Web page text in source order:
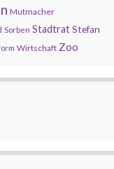
Mutmacher
Sorben StadtratStefan
Wirtschaft Zoo